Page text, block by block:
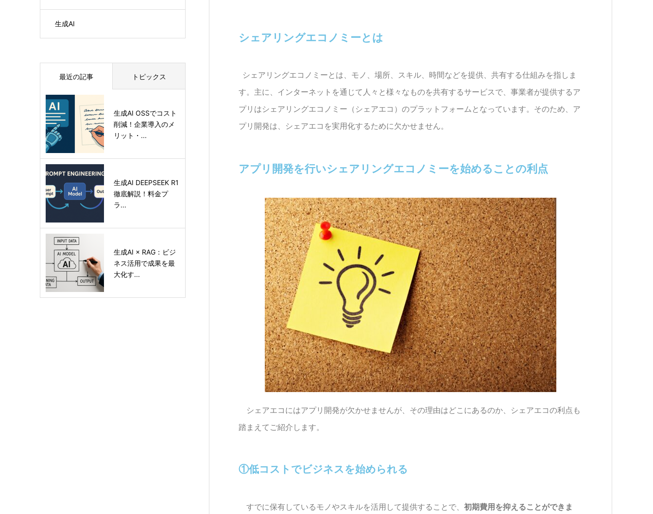
生成AI
シェアリングエコノミーとは
シェアリングエコノミーとは、モノ、場所、スキル、時間などを提供、共有する仕組みを指しま
す。主に、インターネットを通じて人々と様々なものを共有するサービスで、事業者が提供するア
プリはシェアリングエコノミー（シェアエコ）のプラットフォームとなっています。そのため、ア
プリ開発は、シェアエコを実用化するために欠かせません。
アプリ開発を行いシェアリングエコノミーを始めることの利点
シェアエコにはアプリ開発が欠かせませんが、その理由はどこにあるのか、シェアエコの利点も
踏まえてご紹介します。
①低コストでビジネスを始められる
すでに保有しているモノやスキルを活用して提供することで、 初期費用を抑えることができま
最近の記事 トピックス
生成AI OSSでコスト
削減！企業導入のメ
リット・...
生成AI DEEPSEEK R1
徹底解説！料金プ
ラ...
生成AI × RAG：ビジ
ネス活用で成果を最
大化す...